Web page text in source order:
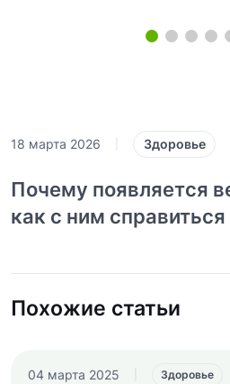
18 марта 2026 Здоровье
Почему появляется
как с ним справиться
Похожие статьи
04 марта 2025 Здоровье